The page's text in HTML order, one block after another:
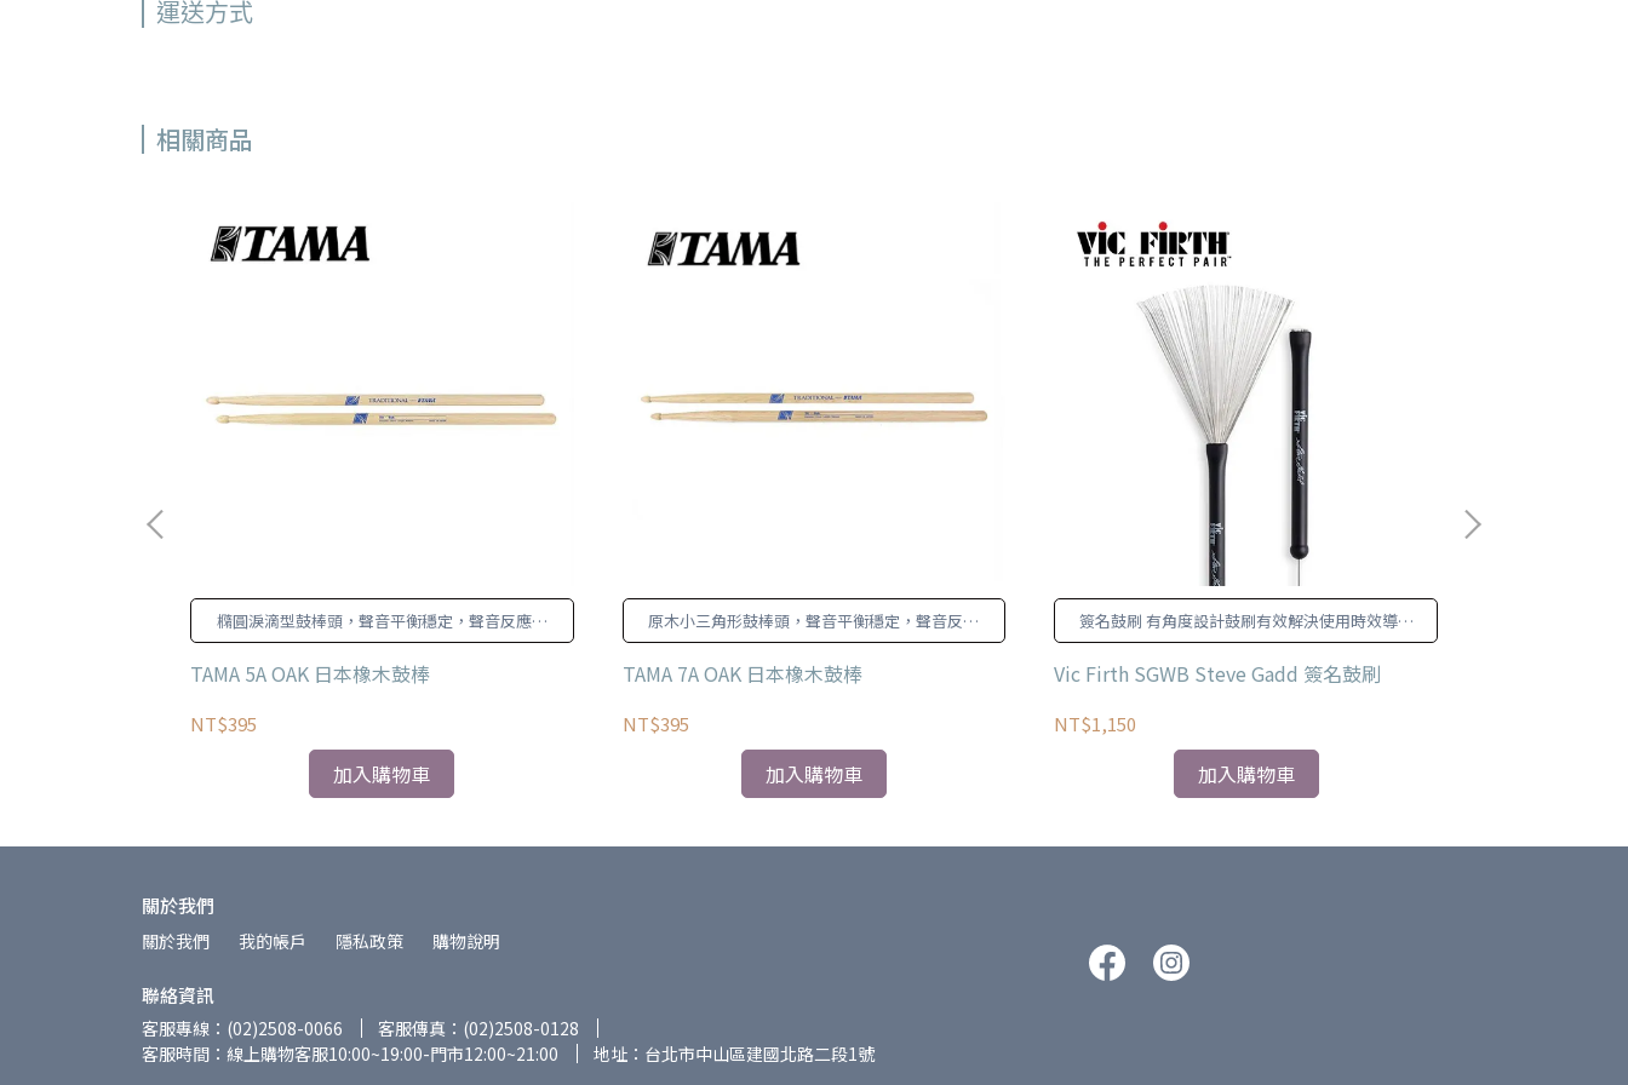
運送方式
相關商品
橢圓淚滴型鼓棒頭，聲音平衡穩定，聲音反應快
速。
TAMA 5A OAK 日本橡木鼓棒
NT$395
加入購物車
原木小三角形鼓棒頭，聲音平衡穩定，聲音反應
快速。
TAMA 7A OAK 日本橡木鼓棒
NT$395
加入購物車
簽名鼓刷 有角度設計鼓刷有效解決使用時效導致
可能的變形。
Vic Firth SGWB Steve Gadd 簽名鼓刷
NT$1,150
加入購物車
關於我們
關於我們 我的帳戶 隱私政策 購物說明
聯絡資訊
客服專線：(02)2508-0066
客服傳真：(02)2508-0128
客服時間：線上購物客服10:00~19:00-門市12:00~21:00
地址：台北市中山區建國北路二段1號